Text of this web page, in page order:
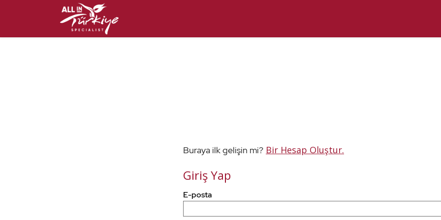
Buraya ilk gelişin mi? Bir Hesap Oluştur.
Giriş Yap
Buradaki
e-
adresinizi
E-posta